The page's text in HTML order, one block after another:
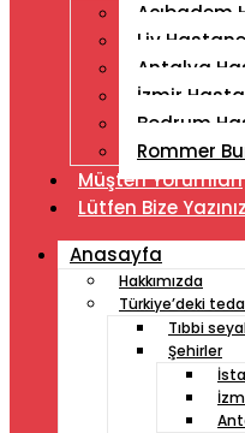
Acıbadem
Liv
Antalya
İzmir
Bodrum
Rommer
Müşteri Yorumları
Lütfen Bize Yazınız
Anasayfa
Hakkımızda
Türkiye’deki
Tıbbi
Şehirler